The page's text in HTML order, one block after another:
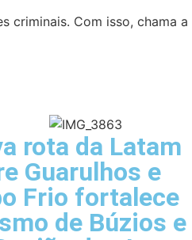
Com isso, chama
rota da Latam
Guarulhos e
Frio fortalece
de Búzios e